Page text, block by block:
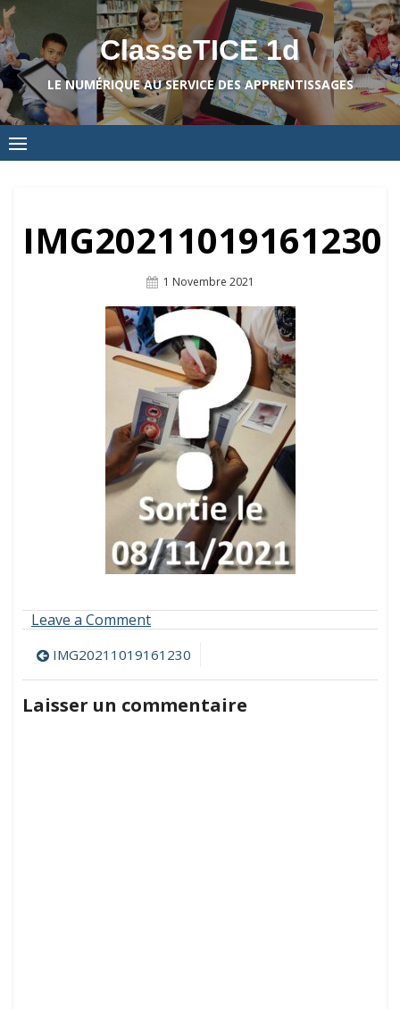
Skip
to
content
ClasseTICE 1d
LE NUMÉRIQUE AU SERVICE DES APPRENTISSAGES
IMG20211019161230
Posted
1 Novembre 2021
Leave a Commenton
Navigation
de
l’article
IMG20211019161230
Laisser un commentaire